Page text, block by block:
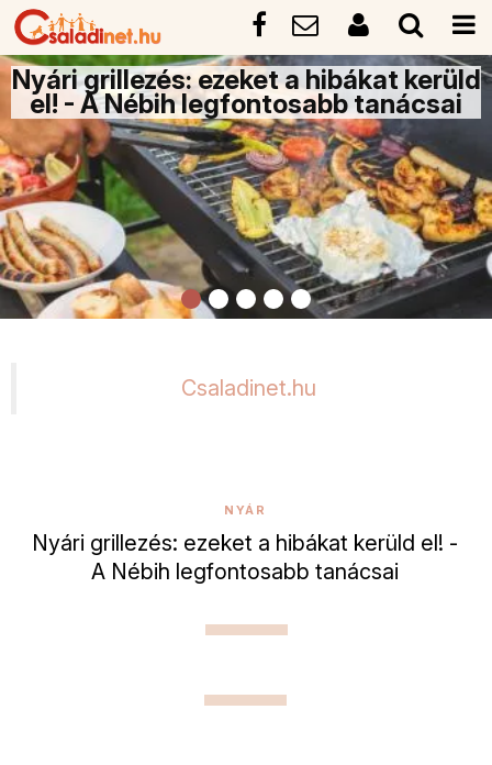
Nyári grillezés: ezeket a hibákat kerüld
el! - A Nébih legfontosabb tanácsai
Csaladinet.hu
NYÁR
Nyári grillezés: ezeket a hibákat kerüld el! -
A Nébih legfontosabb tanácsai